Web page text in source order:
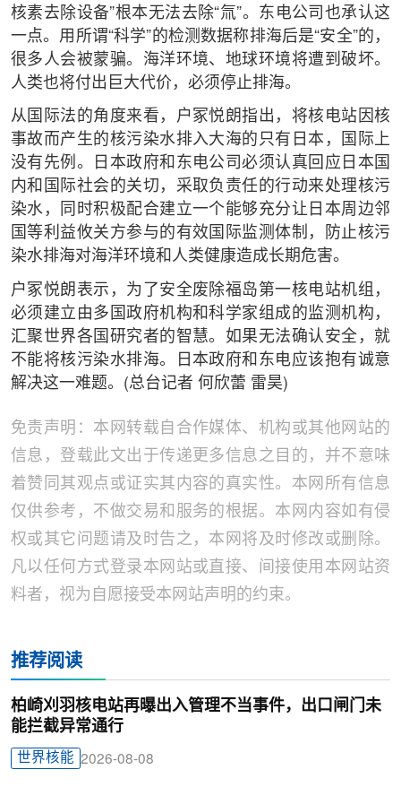
核素去除设备”根本无法去除“氚”。东电公司也承认这
一点。用所谓“科学”的检测数据称排海后是“安全”的，
很多人会被蒙骗。海洋环境、地球环境将遭到破坏。
人类也将付出巨大代价，必须停止排海。
从国际法的角度来看，户冢悦朗指出，将核电站因核
事故而产生的核污染水排入大海的只有日本，国际上
没有先例。日本政府和东电公司必须认真回应日本国
内和国际社会的关切，采取负责任的行动来处理核污
染水，同时积极配合建立一个能够充分让日本周边邻
国等利益攸关方参与的有效国际监测体制，防止核污
染水排海对海洋环境和人类健康造成长期危害。
户冢悦朗表示，为了安全废除福岛第一核电站机组，
必须建立由多国政府机构和科学家组成的监测机构，
汇聚世界各国研究者的智慧。如果无法确认安全，就
不能将核污染水排海。日本政府和东电应该抱有诚意
解决这一难题。(总台记者 何欣蕾 雷昊)
免责声明：本网转载自合作媒体、机构或其他网站的
信息，登载此文出于传递更多信息之目的，并不意味
着赞同其观点或证实其内容的真实性。本网所有信息
仅供参考，不做交易和服务的根据。本网内容如有侵
权或其它问题请及时告之，本网将及时修改或删除。
凡以任何方式登录本网站或直接、间接使用本网站资
料者，视为自愿接受本网站声明的约束。
推荐阅读
柏崎刈羽核电站再曝出入管理不当事件，出口闸门未
能拦截异常通行
世界核能 2026-08-08